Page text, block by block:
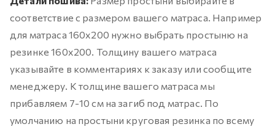
соответствие с размером вашего матраса. Например
для матраса 160х200 нужно выбрать простыню на
резинке 160х200. Толщину вашего матраса
указывайте в комментариях к заказу или сообщите
менеджеру. К толщине вашего матраса мы
прибавляем 7-10 см на загиб под матрас. По
умолчанию на простыни круговая резинка по всему